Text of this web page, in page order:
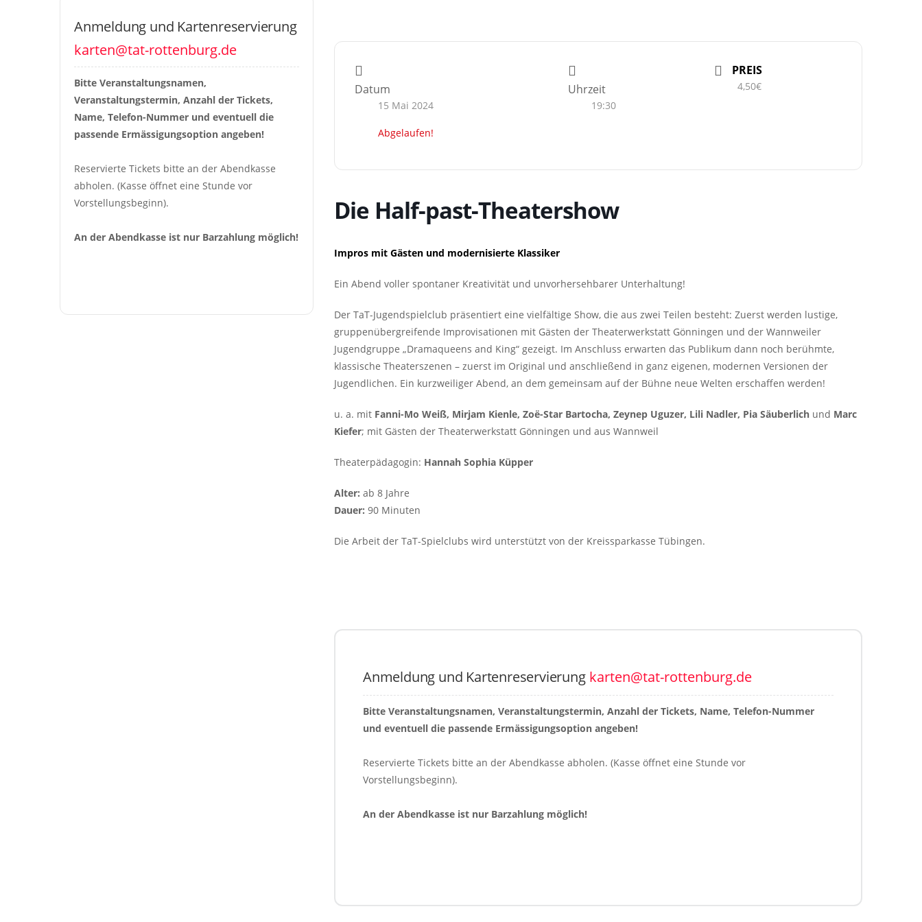
Anmeldung und Kartenreservierung
karten@tat-rottenburg.de
Bitte Veranstaltungsnamen,
Veranstaltungstermin, Anzahl der Tickets,
Name, Telefon-Nummer und eventuell die
passende Ermässigungsoption angeben!
Reservierte Tickets bitte an der Abendkasse
abholen. (Kasse öffnet eine Stunde vor
Vorstellungsbeginn).
An der Abendkasse ist nur Barzahlung möglich!
Datum
15 Mai 2024
Abgelaufen!
Uhrzeit
19:30
PREIS
4,50€
Die Half-past-Theatershow
Impros mit Gästen und modernisierte Klassiker
Ein Abend voller spontaner Kreativität und unvorhersehbarer Unterhaltung!
Der TaT-Jugendspielclub präsentiert eine vielfältige Show, die aus zwei Teilen besteht: Zuerst werden lustige,
gruppenübergreifende Improvisationen mit Gästen der Theaterwerkstatt Gönningen und der Wannweiler
Jugendgruppe „Dramaqueens and King“ gezeigt. Im Anschluss erwarten das Publikum dann noch berühmte,
klassische Theaterszenen – zuerst im Original und anschließend in ganz eigenen, modernen Versionen der
Jugendlichen. Ein kurzweiliger Abend, an dem gemeinsam auf der Bühne neue Welten erschaffen werden!
u. a. mit Fanni-Mo Weiß, Mirjam Kienle, Zoë-Star Bartocha, Zeynep Uguzer, Lili Nadler, Pia Säuberlich und Marc
Kiefer; mit Gästen der Theaterwerkstatt Gönningen und aus Wannweil
Theaterpädagogin: Hannah Sophia Küpper
Alter: ab 8 Jahre
Dauer: 90 Minuten
Die Arbeit der TaT-Spielclubs wird unterstützt von der Kreissparkasse Tübingen.
Anmeldung und Kartenreservierung karten@tat-rottenburg.de
Bitte Veranstaltungsnamen, Veranstaltungstermin, Anzahl der Tickets, Name, Telefon-Nummer
und eventuell die passende Ermässigungsoption angeben!
Reservierte Tickets bitte an der Abendkasse abholen. (Kasse öffnet eine Stunde vor
Vorstellungsbeginn).
An der Abendkasse ist nur Barzahlung möglich!